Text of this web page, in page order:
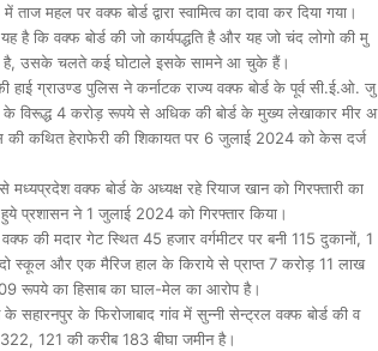
ताज महल पर वक्फ बोर्ड द्वारा स्वामित्व का दावा कर दिया गया।
है कि वक्फ बोर्ड की जो कार्यपद्धति है और यह जो चंद लोगो की मु
है, उसके चलते कई घोटाले इसके सामने आ चुके हैं।
हाई ग्राउण्ड पुलिस ने कर्नाटक राज्य वक्फ बोर्ड के पूर्व सी.ई.ओ. जु
विरूद्ध 4 करोड़ रूपये से अधिक की बोर्ड के मुख्य लेखाकार मीर अ
की कथित हेराफेरी की शिकायत पर 6 जुलाई 2024 को केस दर्ज
वक्फ बोर्ड के अध्यक्ष रहे रियाज खान को गिरफ्तारी का
प्रशासन ने 1 जुलाई 2024 को गिरफ्तार किया।
वक्फ की मदार गेट स्थित 45 हजार वर्गमीटर पर बनी 115 दुकानों, 1
स्कूल और एक मैरिज हाल के किराये से प्राप्त 7 करोड़ 11 लाख
रूपये का हिसाब का घाल-मेल का आरोप है।
के सहारनपुर के फिरोजाबाद गांव में सुन्नी सेन्ट्रल वक्फ बोर्ड की व
121 की करीब 183 बीघा जमीन है।